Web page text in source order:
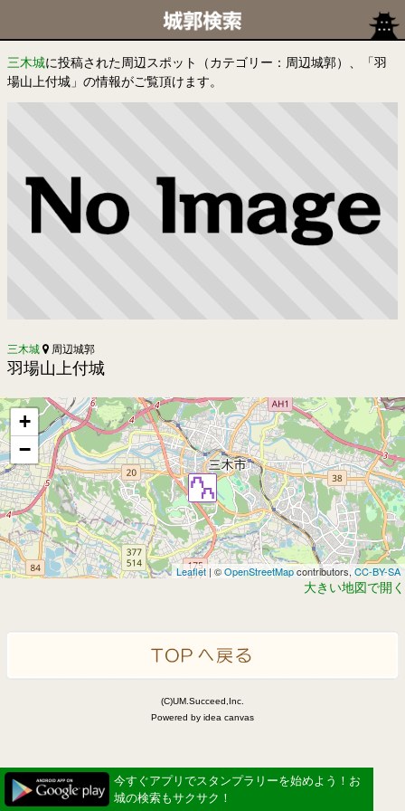
三木城に投稿された周辺スポット（カテゴリー：周辺城郭）、「羽
場山上付城」の情報がご覧頂けます。
三木城 周辺城郭
羽場山上付城
+
−
Leaflet | ©OpenStreetMapcontributors,CC-BY-SA
大きい地図で開く
(C)UM.Succeed,Inc.
Powered by idea canvas
今すぐアプリでスタンプラリーを始めよう！お
城の検索もサクサク！